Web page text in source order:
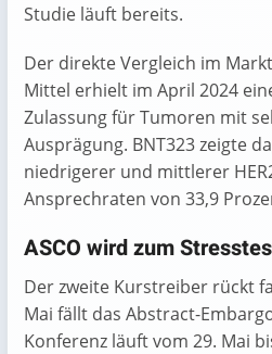
Studie läuft bereits.
Der direkte Vergleich im
Mittel erhielt im April 2024
Zulassung für Tumoren mit
Ausprägung. BNT323 zeigte
niedrigerer und mittlerer
Ansprechraten von 33,9
ASCO wird zum
Der zweite Kurstreiber rückt
Mai fällt das Abstract-
Konferenz läuft vom 29. Mai